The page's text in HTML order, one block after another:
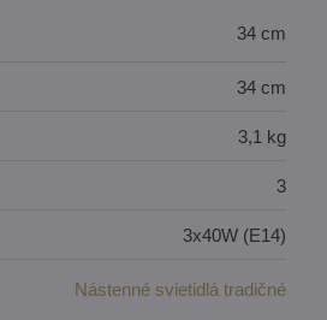
34 cm
34 cm
3,1 kg
3
3x40W (E14)
Nástenné svietidlá tradičné